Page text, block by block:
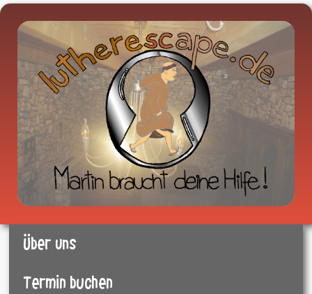
Über uns
Termin buchen